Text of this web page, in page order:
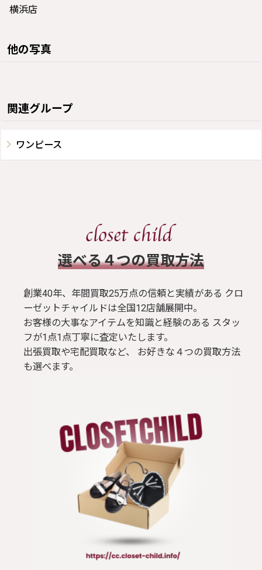
横浜店
他の写真
関連グループ
ワンピース
​選べる４つの買取方法
創業40年、年間買取25万点の信頼と実績がある クロ
ーゼットチャイルドは全国12店舗展開中。
お客様の大事なアイテムを知識と経験のある スタッ
フが1点1点丁寧に査定いたします。
出張買取や宅配買取など、 お好きな４つの買取方法
も選べます。